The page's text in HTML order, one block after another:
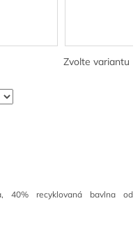
Zvolte variantu
40% recyklovaná bavlna od